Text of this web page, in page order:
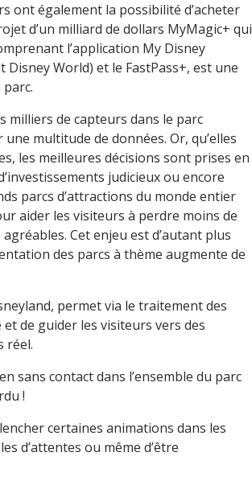
ont également la possibilité d’acheter
d’un milliard de dollars MyMagic+ qui
l’application My Disney
Disney World) et le FastPass+, est une
milliers de capteurs dans le parc
multitude de données. Or, qu’elles
les meilleures décisions sont prises en
judicieux ou encore
parcs d’attractions du monde entier
aider les visiteurs à perdre moins de
Cet enjeu est d’autant plus
des parcs à thème augmente de
permet via le traitement des
de guider les visiteurs vers des
réel.
sans contact dans l’ensemble du parc
!
certaines animations dans les
d’attentes ou même d’être